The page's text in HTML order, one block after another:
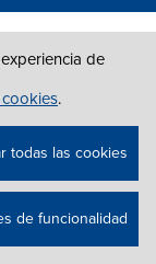
de
.
todas las cookies
de funcionalidad